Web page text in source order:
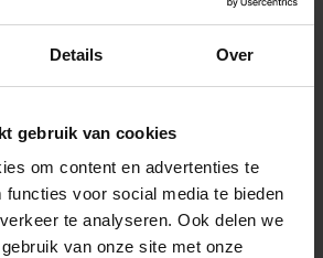
Details Over
gebruik van cookies
om content en advertenties te
functies voor social media te bieden
te analyseren. Ook delen we
van onze site met onze